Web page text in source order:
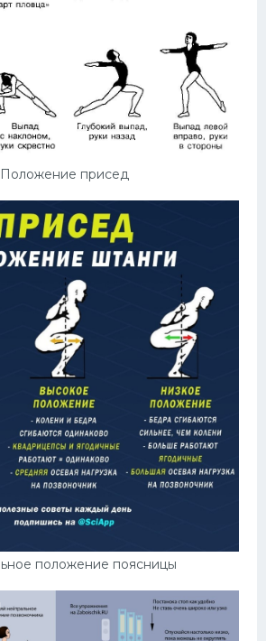
Положение присед
положение поясницы